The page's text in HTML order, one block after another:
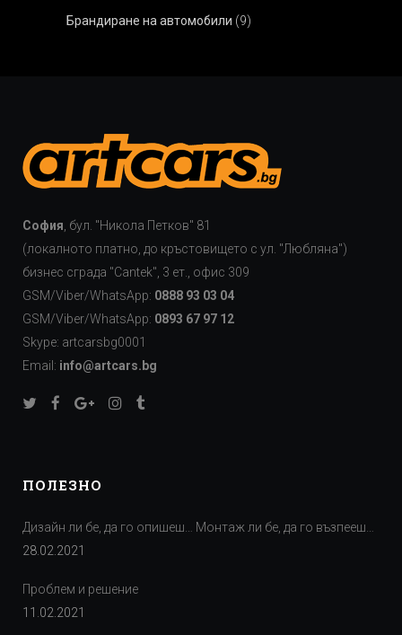
Брандиране на автомобили (9)
София , бул. "Никола Петков" 81
(локалното платно, до кръстовището с ул. "Любляна")
бизнес сграда "Cаntek", 3 ет., офис 309
GSM/Viber/WhatsApp: 0888 93 03 04
GSM/Viber/WhatsApp: 0893 67 97 12
Skype: artcarsbg0001
Email: info@artcars.bg
ПОЛЕЗНО
Дизайн ли бе, да го опишеш… Монтаж ли бе, да го възпееш…
28.02.2021
Проблем и решение
11.02.2021